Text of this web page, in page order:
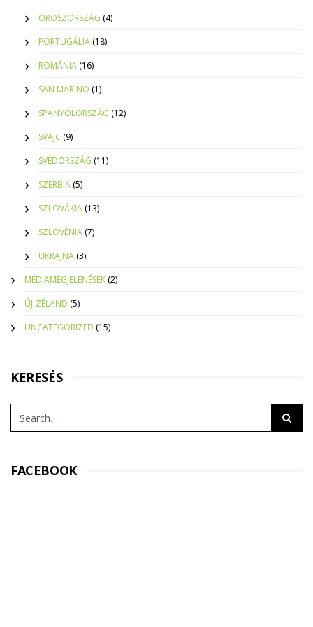
OROSZORSZÁG (4)
PORTUGÁLIA (18)
ROMÁNIA (16)
SAN MARINO (1)
SPANYOLORSZÁG (12)
SVÁJC (9)
SVÉDORSZÁG (11)
SZERBIA (5)
SZLOVÁKIA (13)
SZLOVÉNIA (7)
UKRAJNA (3)
MÉDIAMEGJELENÉSEK (2)
ÚJ-ZÉLAND (5)
UNCATEGORIZED (15)
KERESÉS
FACEBOOK